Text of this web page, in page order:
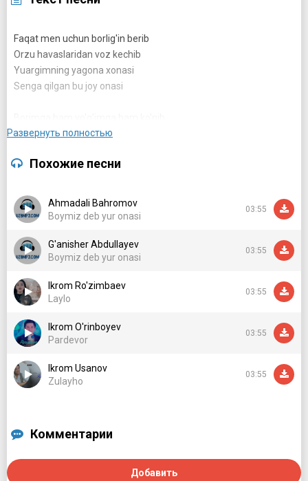
Faqat men uchun borlig'in berib
Orzu havaslaridan voz kechib
Yuargimning yagona xonasi
Senga qilgan bu joy onasi
Qarorlarimga itoat qilib
Har doim yonimdasan onasi
Mendek sevolmaydi hech bir inson
Hayotim en uchun beraman jon
Dunyoga keltirding qizu o'g'lon
Farishta haqida eshitganman
Lekin ko'raolmaganman hech bir
Ko'rinishidan tasavvur qilaman
Senga o'xshasa kerak farishtalar
Развернуть полностью
Похожие песни
Ahmadali Bahromov
Boymiz deb yur onasi
03:55
G'anisher Abdullayev
Boymiz deb yur onasi
03:55
Ikrom Ro'zimbaev
Laylo
03:55
Ikrom O'rinboyev
Pardevor
03:55
Ikrom Usanov
Zulayho
03:55
Комментарии
Добавить